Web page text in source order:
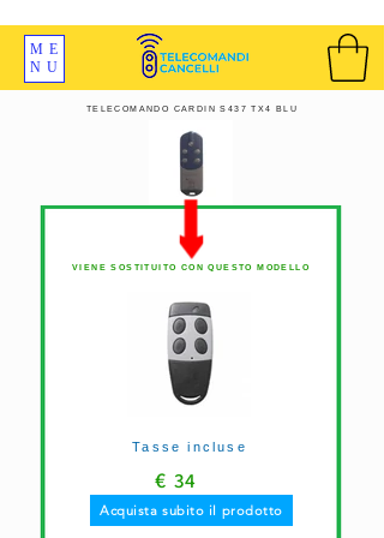
ME
NU
TELECOMANDO CARDIN S437 TX4 BLU
VIENE SOSTITUITO CON QUESTO MODELLO
€ 34
Acquista subito il prodotto
Tasse incluse